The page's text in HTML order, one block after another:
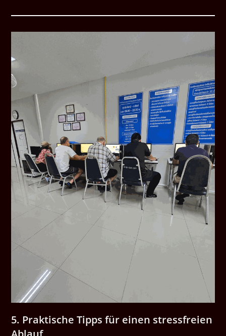
5. Praktische Tipps für einen stressfreien